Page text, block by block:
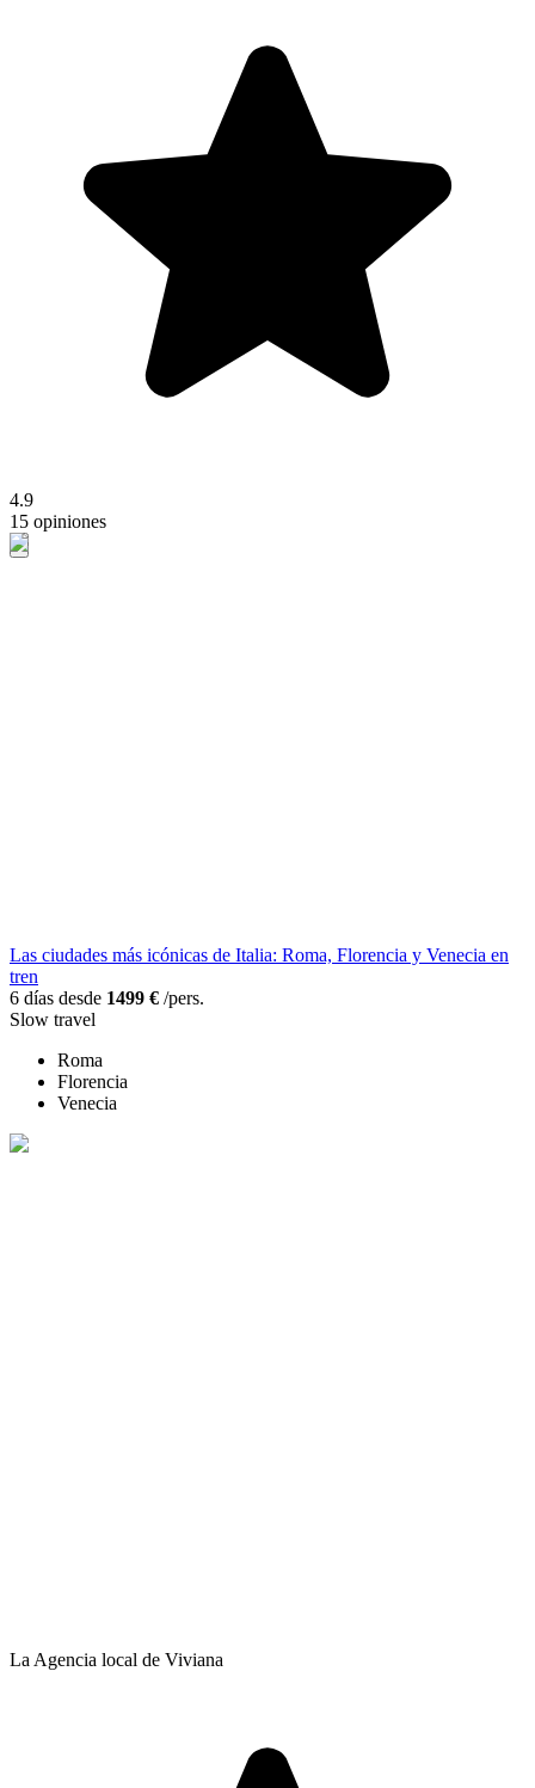
4.9
15 opiniones
Las ciudades más icónicas de Italia: Roma, Florencia y Venecia en
tren
6 días desde 1499 € /pers.
Slow travel
Roma
Florencia
Venecia
La Agencia local de Viviana